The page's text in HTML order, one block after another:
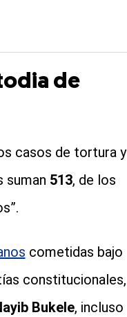
de
casos de tortura y
suman 513, de los
cometidas bajo
constitucionales,
Bukele, incluso